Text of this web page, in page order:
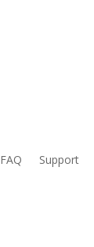
FAQ Support